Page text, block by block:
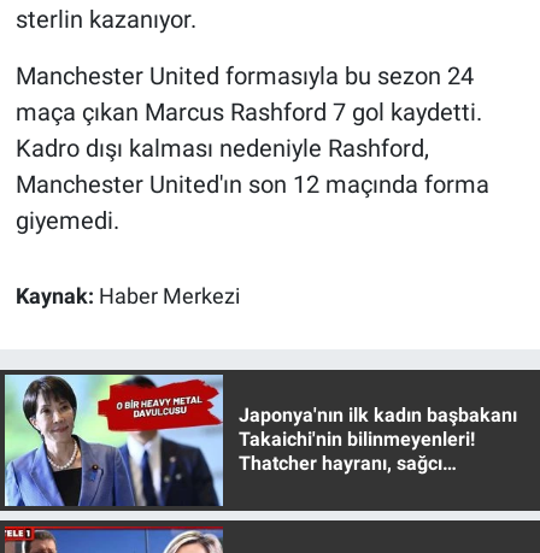
sterlin kazanıyor.
Manchester United formasıyla bu sezon 24
maça çıkan Marcus Rashford 7 gol kaydetti.
Kadro dışı kalması nedeniyle Rashford,
Manchester United'ın son 12 maçında forma
giyemedi.
Kaynak: Haber Merkezi
Japonya'nın ilk kadın başbakanı
Takaichi'nin bilinmeyenleri!
Thatcher hayranı, sağcı
Spor
Teknoloji
Türkiye'nin Geleceği
Türkiye'nin Gündemi
Canlı Yayın